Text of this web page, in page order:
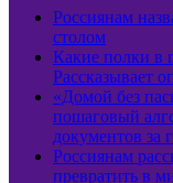
Россиянам
столом
Какие полки в
Рассказывает
«Домой без
пошаговый
документов за
Россиянам
превратить в